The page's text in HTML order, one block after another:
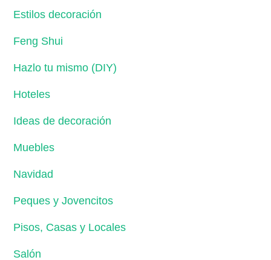
Estilos decoración
Feng Shui
Hazlo tu mismo (DIY)
Hoteles
Ideas de decoración
Muebles
Navidad
Peques y Jovencitos
Pisos, Casas y Locales
Salón